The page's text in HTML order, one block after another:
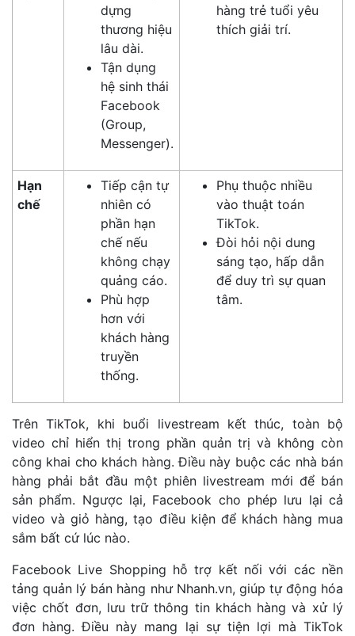
dựng
thương hiệu
lâu dài.
Tận dụng
hệ sinh thái
Facebook
(Group,
Messenger).
hàng trẻ tuổi yêu
thích giải trí.
Hạn
chế
Tiếp cận tự
nhiên có
phần hạn
chế nếu
không chạy
quảng cáo.
Phù hợp
hơn với
khách hàng
truyền
thống.
Phụ thuộc nhiều
vào thuật toán
TikTok.
Đòi hỏi nội dung
sáng tạo, hấp dẫn
để duy trì sự quan
tâm.
Trên TikTok, khi buổi livestream kết thúc, toàn bộ
video chỉ hiển thị trong phần quản trị và không còn
công khai cho khách hàng. Điều này buộc các nhà bán
hàng phải bắt đầu một phiên livestream mới để bán
sản phẩm. Ngược lại, Facebook cho phép lưu lại cả
video và giỏ hàng, tạo điều kiện để khách hàng mua
sắm bất cứ lúc nào.
Facebook Live Shopping hỗ trợ kết nối với các nền
tảng quản lý bán hàng như Nhanh.vn, giúp tự động hóa
việc chốt đơn, lưu trữ thông tin khách hàng và xử lý
đơn hàng. Điều này mang lại sự tiện lợi mà TikTok